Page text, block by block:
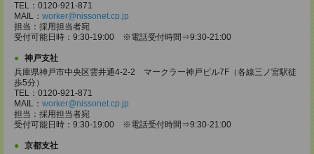
TEL：0120-921-871
MAIL： worker@nissonet.cp.jp
担当：採用担当者宛
受付可能日時：9:30-19:00 ※電話受付時間⇒9:30-21:00
神戸支社
兵庫県神戸市中央区雲井通4-2-2 マークラー神戸ビル7F（各線三ノ宮駅徒
歩5分）
TEL：0120-921-871
MAIL： worker@nissonet.cp.jp
担当：採用担当者宛
受付可能日時：9:30-19:00 ※電話受付時間⇒9:30-21:00
京都支社